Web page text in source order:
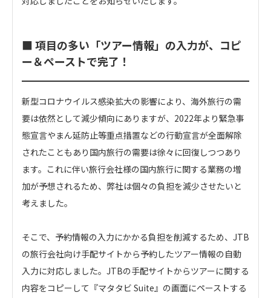
■ 項目の多い「ツアー情報」の入力が、コピ
ー＆ペーストで完了！
新型コロナウイルス感染拡大の影響により、海外旅行の需
要は依然として減少傾向にありますが、2022年より緊急事
態宣言やまん延防止等重点措置などの行動宣言が全面解除
されたこともあり国内旅行の需要は徐々に回復しつつあり
ます。これに伴い旅行会社様の国内旅行に関する業務の増
加が予想されるため、弊社は個々の負担を減少させたいと
考えました。
そこで、予約情報の入力にかかる負担を削減するため、JTB
の旅行会社向け手配サイトから予約したツアー情報の自動
入力に対応しました。JTBの手配サイトからツアーに関する
内容をコピーして『マタタビ Suite』の画面にペーストする